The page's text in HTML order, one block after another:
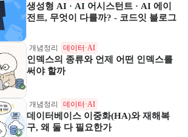
생성형 AI · AI 어시스턴트 · AI 에이
전트, 무엇이 다를까? - 코드잇 블로그
개념정리 데이터·AI
인덱스의 종류와 언제 어떤 인덱스를
써야 할까
개념정리 데이터·AI
데이터베이스 이중화(HA)와 재해복
구, 왜 둘 다 필요한가